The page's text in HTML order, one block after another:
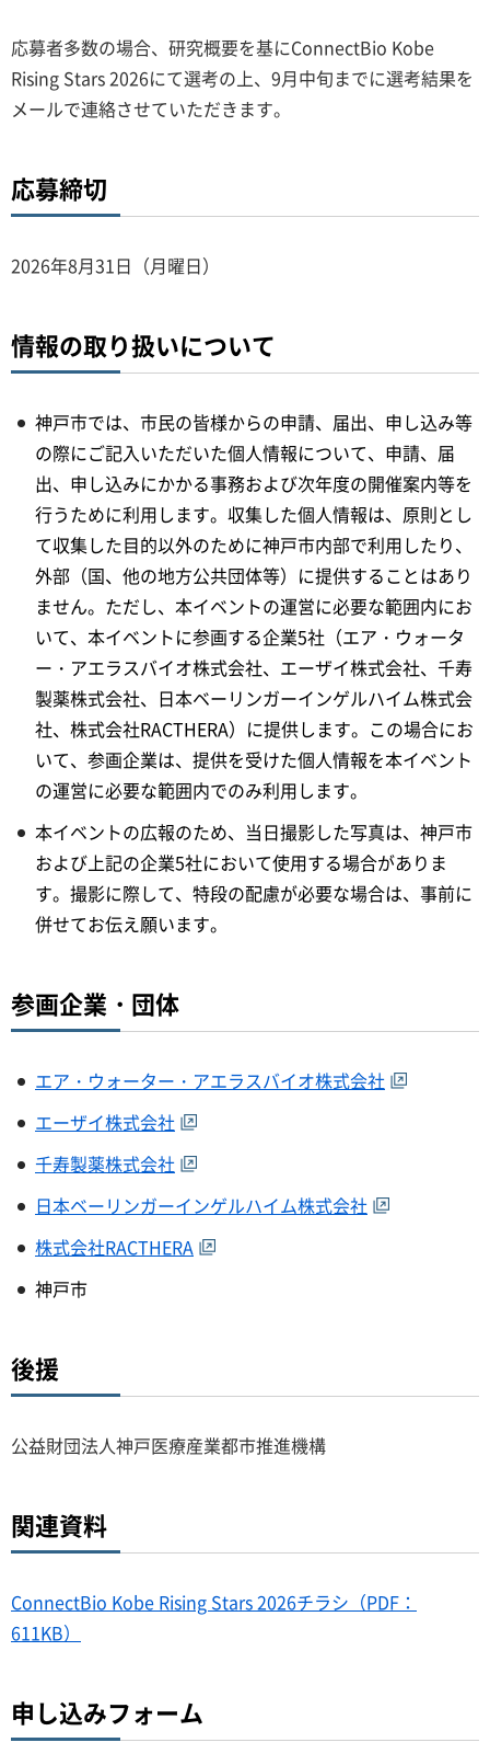
応募者多数の場合、研究概要を基にConnectBio Kobe
Rising Stars 2026にて選考の上、9月中旬までに選考結果を
メールで連絡させていただきます。
応募締切
2026年8月31日（月曜日）
情報の取り扱いについて
神戸市では、市民の皆様からの申請、届出、申し込み等
の際にご記入いただいた個人情報について、申請、届
出、申し込みにかかる事務および次年度の開催案内等を
行うために利用します。収集した個人情報は、原則とし
て収集した目的以外のために神戸市内部で利用したり、
外部（国、他の地方公共団体等）に提供することはあり
ません。ただし、本イベントの運営に必要な範囲内にお
いて、本イベントに参画する企業5社（エア・ウォータ
ー・アエラスバイオ株式会社、エーザイ株式会社、千寿
製薬株式会社、日本ベーリンガーインゲルハイム株式会
社、株式会社RACTHERA）に提供します。この場合にお
いて、参画企業は、提供を受けた個人情報を本イベント
の運営に必要な範囲内でのみ利用します。
本イベントの広報のため、当日撮影した写真は、神戸市
および上記の企業5社において使用する場合がありま
す。撮影に際して、特段の配慮が必要な場合は、事前に
併せてお伝え願います。
参画企業・団体
エア・ウォーター・アエラスバイオ株式会社
エーザイ株式会社
千寿製薬株式会社
日本ベーリンガーインゲルハイム株式会社
株式会社RACTHERA
神戸市
後援
公益財団法人神戸医療産業都市推進機構
関連資料
ConnectBio Kobe Rising Stars 2026チラシ（PDF：
611KB）
申し込みフォーム